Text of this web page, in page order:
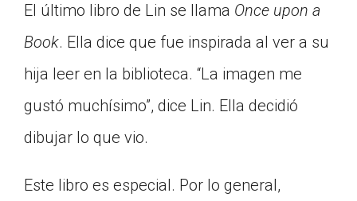
El último libro de Lin se llama Once upon a
Book. Ella dice que fue inspirada al ver a su
hija leer en la biblioteca. “La imagen me
gustó muchísimo”, dice Lin. Ella decidió
dibujar lo que vio.
Este libro es especial. Por lo general,